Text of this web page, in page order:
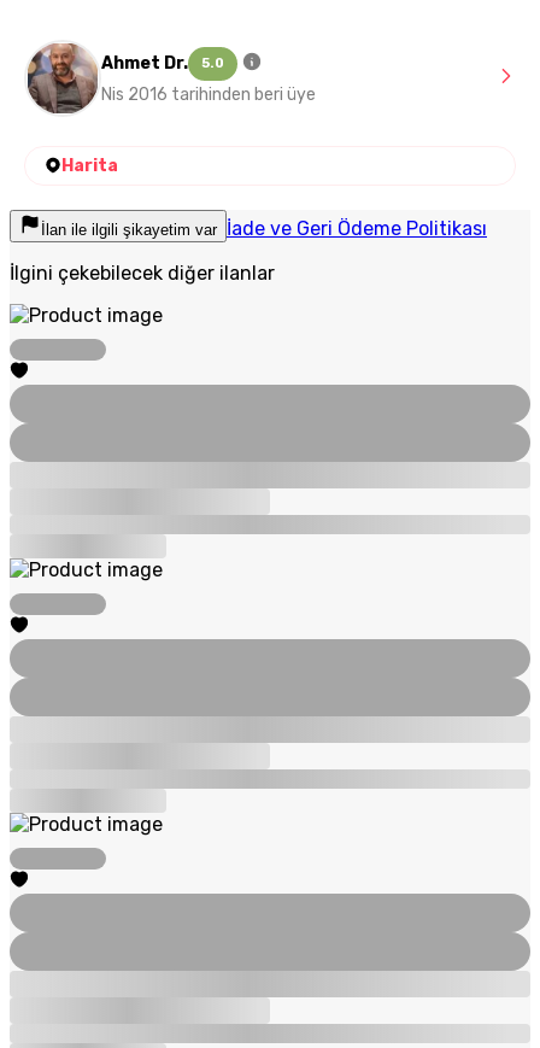
Ahmet Dr. 5.0
Nis 2016 tarihinden beri üye
Harita
İlan ile ilgili şikayetim var İade ve Geri Ödeme Politikası
İlgini çekebilecek diğer ilanlar